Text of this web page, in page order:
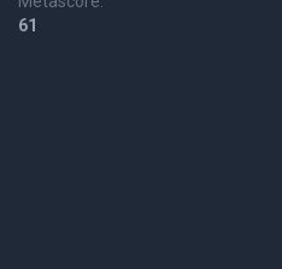
61